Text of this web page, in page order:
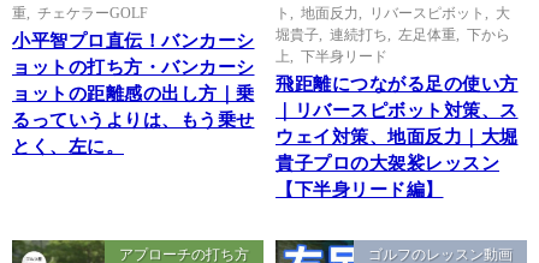
重
チェケラーGOLF
小平智プロ直伝！バンカーシ
ョットの打ち方・バンカーシ
ョットの距離感の出し方｜乗
るっていうよりは、もう乗せ
とく、左に。
ト
地面反力 リバースピボット
大
堀貴子
連続打ち 左足体重
下から
上
下半身リード
飛距離につながる足の使い方
｜リバースピボット対策、ス
ウェイ対策、地面反力｜大堀
貴子プロの大袈裟レッスン
【下半身リード編】
アプローチの打ち方 ゴルフのレッスン動画